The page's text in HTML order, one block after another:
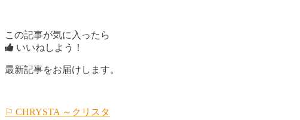
この記事が気に入ったら
いいねしよう！
最新記事をお届けします。
⚐ CHRYSTA ～クリスタ